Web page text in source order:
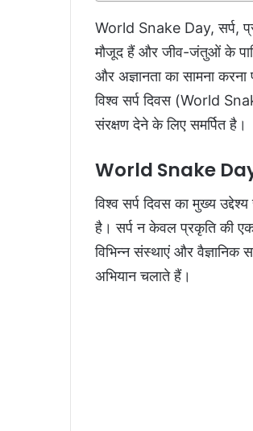
World Snake Day,सर्प,
मौजूद हैं और जीव-जंतुओं के
और अज्ञानता का सामना
विश्व सर्प दिवस (World
संरक्षण देने के लिए समर्पित है।
World Snake
विश्व सर्प दिवस का मुख्य
है। सर्प न केवल प्रकृति की
विभिन्न संस्थाएं और वैज्ञानिक
अभियान चलाते हैं।